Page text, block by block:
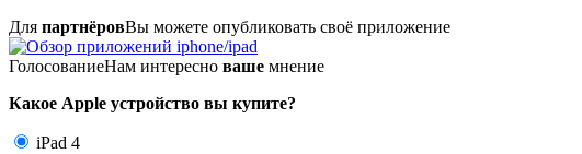
Для партнёровВы можете опубликовать своё приложение
ГолосованиеНам интересно ваше мнение
Какое Apple устройство вы купите?
iPad 4